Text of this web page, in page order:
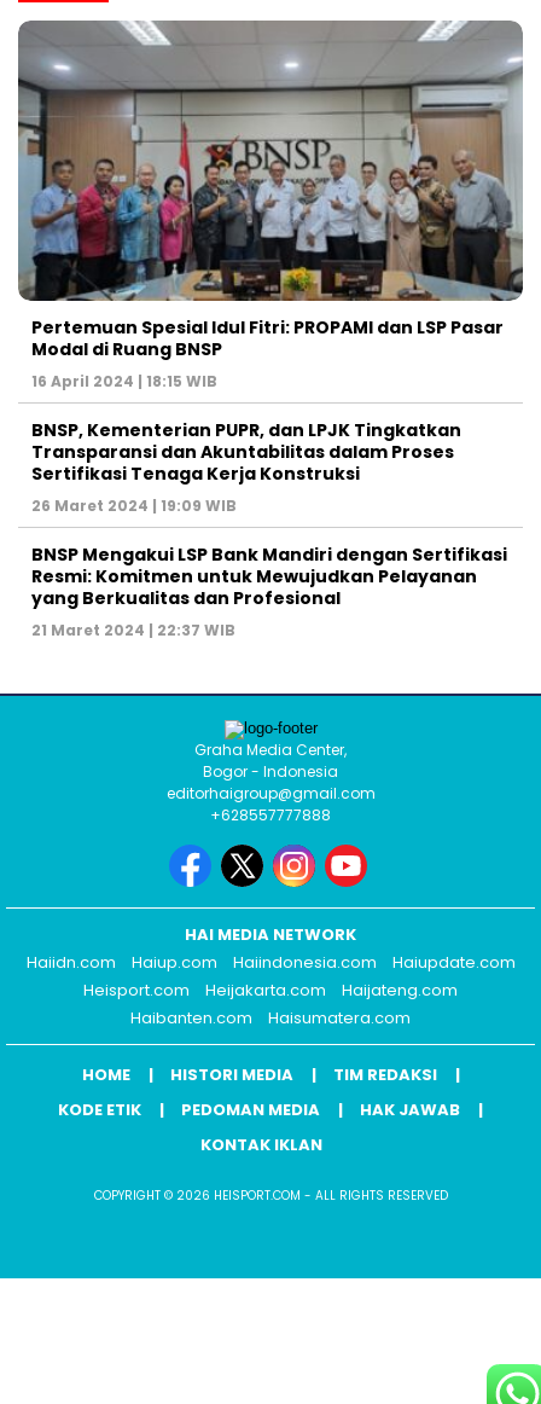
Pertemuan Spesial Idul Fitri: PROPAMI dan LSP Pasar
Modal di Ruang BNSP
16 April 2024 | 18:15 WIB
BNSP, Kementerian PUPR, dan LPJK Tingkatkan
Transparansi dan Akuntabilitas dalam Proses
Sertifikasi Tenaga Kerja Konstruksi
26 Maret 2024 | 19:09 WIB
BNSP Mengakui LSP Bank Mandiri dengan Sertifikasi
Resmi: Komitmen untuk Mewujudkan Pelayanan
yang Berkualitas dan Profesional
21 Maret 2024 | 22:37 WIB
Graha Media Center,
Bogor - Indonesia
editorhaigroup@gmail.com
+628557777888
HAI MEDIA NETWORK
Haiidn.com
Haiup.com Haiindonesia.com
Haiupdate.com
Heisport.com
Heijakarta.com
Haijateng.com
Haibanten.com
Haisumatera.com
HOME HISTORI MEDIA
TIM REDAKSI
KODE ETIK
PEDOMAN MEDIA
HAK JAWAB
KONTAK IKLAN
COPYRIGHT © 2026 HEISPORT.COM - ALL RIGHTS RESERVED